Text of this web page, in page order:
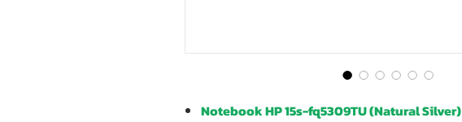
Notebook HP 15s-fq5309TU (Natural Silver)